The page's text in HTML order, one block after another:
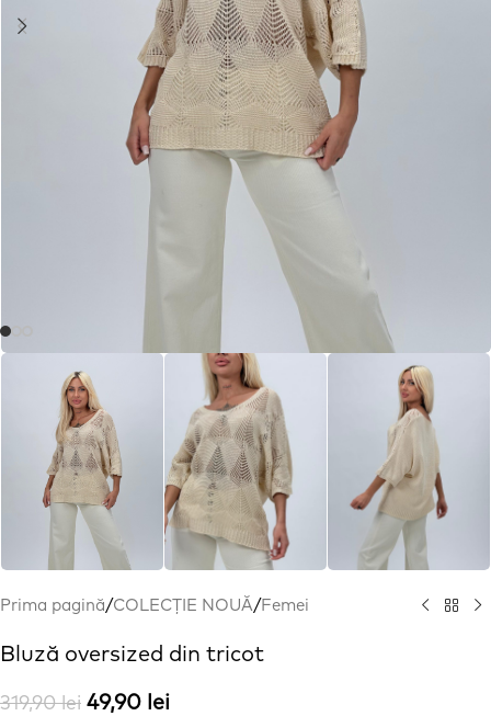
Prima pagină/COLECȚIE NOUĂ/Femei
Bluză oversized din tricot
319,90lei 49,90 lei